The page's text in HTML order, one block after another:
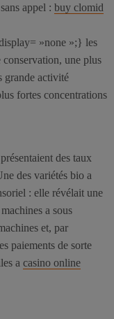
appel : buy clomid
»none »;} les
une plus
grande activité
fortes concentrations
des taux
des variétés bio a
: elle révélait une
a sous
et, par
paiements de sorte
a casino online